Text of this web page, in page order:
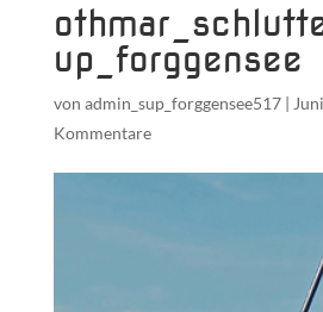
up_forggensee
von admin_sup_forggensee517|
Kommentare